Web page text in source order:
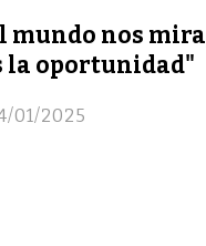
mundo nos
la oportunidad"
01/2025